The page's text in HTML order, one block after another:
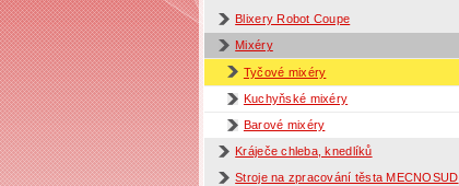
Blixery Robot Coupe
Mixéry
Tyčové mixéry
Kuchyňské mixéry
Barové mixéry
Kráječe chleba, knedlíků
Stroje na zpracování těsta MECNOSUD